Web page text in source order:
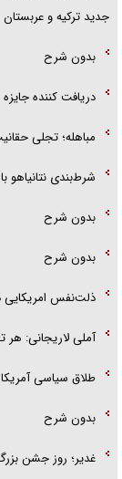
جدید ترکیه و عربستان
بدون شرح
دریافت کننده جایزه
مباهله؛ تجلی
شرط‌بندی نتانیاهو
بدون شرح
بدون شرح
ذلت‌نفس امریکایی
آملی لاریجانی: هر
طلاق سیاسی آمریکا
بدون شرح
غدیر؛ روز جشن